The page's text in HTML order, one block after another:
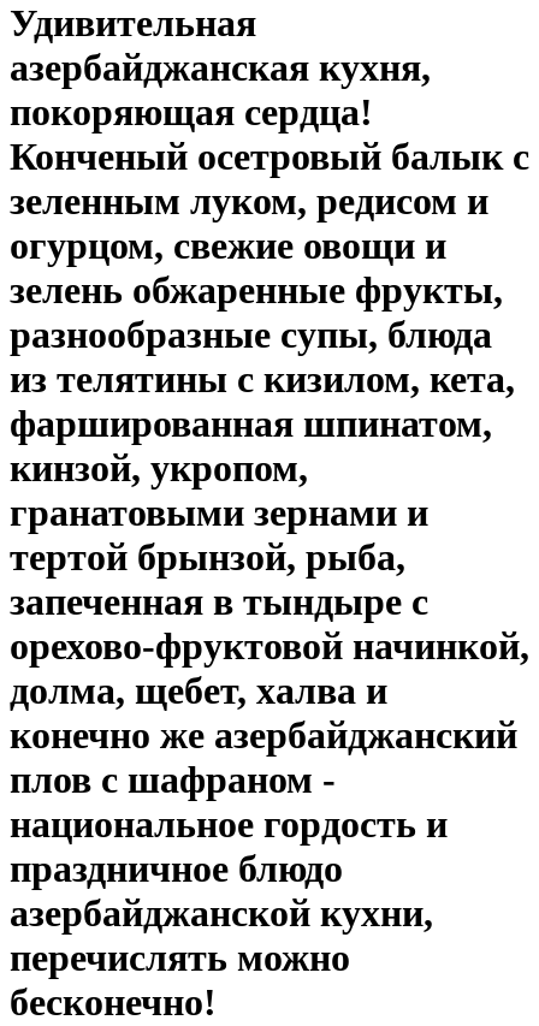
Удивительная
азербайджанская кухня,
покоряющая сердца!
Конченый осетровый балык c
зеленным луком, редисом и
огурцом, свежие овощи и
зелень обжаренные фрукты,
разнообразные супы, блюда
из телятины c кизилом, кета,
фаршированная шпинатом,
кинзой, укропом,
гранатовыми зернами и
тертой брынзой, рыба,
запеченная в тындыре с
орехово-фруктовой начинкой,
долма, щебет, халва и
конечно же азербайджанский
плов с шафраном -
национальное гордость и
праздничное блюдо
азербайджанской кухни,
перечислять можно
бесконечно!